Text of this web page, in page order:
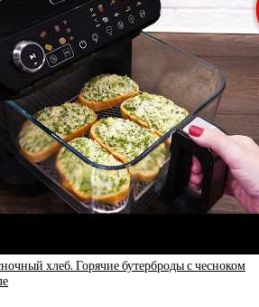
хлеб. Горячие бутерброды с чесноком